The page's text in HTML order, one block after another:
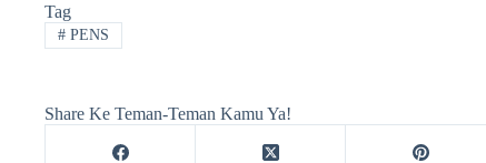
Tag
#PENS
Share Ke Teman-Teman Kamu Ya!